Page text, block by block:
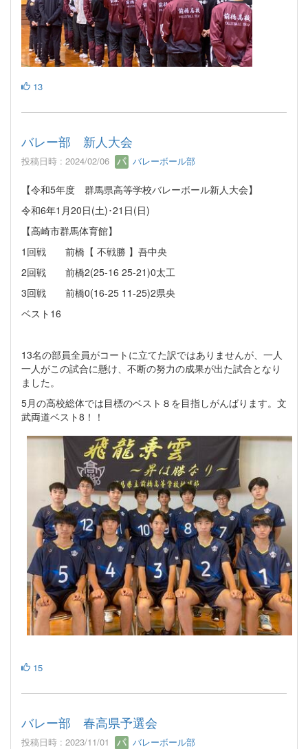
13
バレー部 新人大会
投稿日時 : 2024/02/06 バレーボール部
【令和5年度 群馬県高等学校バレーボール新人大会】
令和6年1月20日(土)･21日(日)
【高崎市群馬体育館】
1回戦 前橋【 不戦勝 】吾中央
2回戦 前橋2(25-16 25-21)0太工
3回戦 前橋0(16-25 11-25)2県央
ベスト16
13名の部員全員がコートに立てた訳ではありませんが、一人
一人がこの試合に懸け、不断の努力の成果が出た試合となり
ました。
5月の高校総体では目標のベスト８を目指しがんばります。文
武両道ベスト8！！
15
バレー部 春高県予選会
投稿日時 : 2023/11/01 バレーボール部